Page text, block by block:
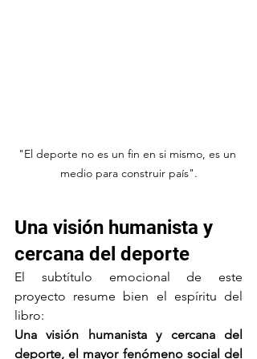
"El deporte no es un fin en si mismo, es un
medio para construir país".
Una visión humanista y
cercana del deporte
El subtítulo emocional de este
proyecto resume bien el espíritu del
libro:
Una visión humanista y cercana del
deporte, el mayor fenómeno social del